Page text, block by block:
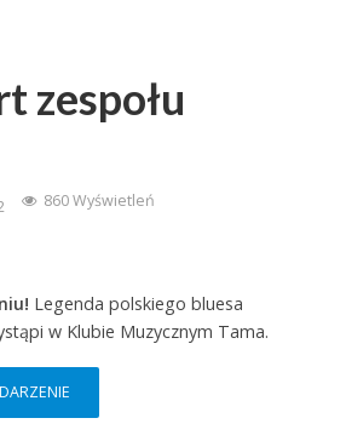
zespołu
860 Wyświetleń
Legenda polskiego bluesa
w Klubie Muzycznym Tama.